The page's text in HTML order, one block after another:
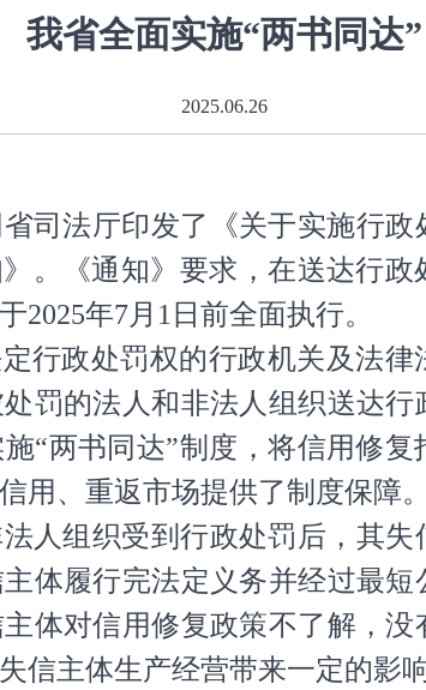
我省全面实施“两书同达”
2025.06.26
司法厅印发了《关于实施行
。《通知》要求，在送达行
2025年7月1日前全面执行。
行政处罚权的行政机关及法
罚的法人和非法人组织送达
“两书同达”制度，将信用修
用、重返市场提供了制度保障。
人组织受到行政处罚后，其
体履行完法定义务并经过最
体对信用修复政策不了解，
信主体生产经营带来一定的影响